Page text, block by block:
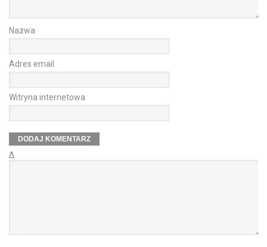
Nazwa
Adres email
Witryna internetowa
Δ